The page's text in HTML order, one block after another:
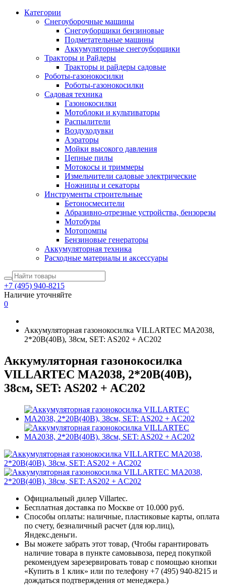
Категории
Снегоуборочные машины
Снегоуборщики бензиновые
Подметательные машины
Аккумуляторные снегоуборщики
Тракторы и Райдеры
Тракторы и райдеры садовые
Роботы-газонокосилки
Роботы-газонокосилки
Садовая техника
Газонокосилки
Мотоблоки и культиваторы
Распылители
Воздуходувки
Аэраторы
Мойки высокого давления
Цепные пилы
Мотокосы и триммеры
Измельчители садовые электрические
Ножницы и секаторы
Инструменты строительные
Бетоносмесители
Абразивно-отрезные устройства, бензорезы
Мотобуры
Мотопомпы
Бензиновые генераторы
Аккумуляторная техника
Расходные материалы и аксессуары
+7 (495) 940-8215
Наличие уточняйте
0
Аккумуляторная газонокосилка VILLARTEC MA2038,
2*20В(40В), 38см, SET: AS202 + AC202
Аккумуляторная газонокосилка
VILLARTEC MA2038, 2*20В(40В),
38см, SET: AS202 + AC202
Официальный дилер Villartec.
Бесплатная доставка по Москве от 10.000 руб.
Способы оплаты: наличные, пластиковые карты, оплата
по счету, безналичный расчет (для юр.лиц),
Яндекс.деньги.
Вы можете забрать этот товар, (Чтобы гарантировать
наличие товара в пункте самовывоза, перед покупкой
рекомендуем зарезервировать товар с помощью кнопки
«Купить в 1 клик» или по телефону +7 (495) 940-8215 и
дождаться подтверждения от менеджера.)